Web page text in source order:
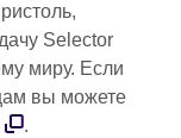
Selector
миру. Если
вы можете
.